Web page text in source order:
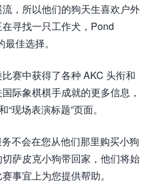
，所以他们的狗天生喜欢户外
寻找一只工作犬，Pond
佳选择。
赛中获得了各种 AKC 头衔和
际象棋棋手成就的更多信息，
现场表演标题”页面。
不会在您从他们那里购买小狗
萨皮克小狗带回家，他们将始
事宜上为您提供帮助。